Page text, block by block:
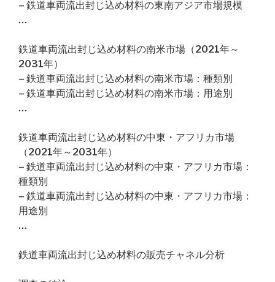
– 鉄道車両流出封じ込め材料の東南アジア市場規模
…
鉄道車両流出封じ込め材料の南米市場（2021年～
2031年）
– 鉄道車両流出封じ込め材料の南米市場：種類別
– 鉄道車両流出封じ込め材料の南米市場：用途別
…
鉄道車両流出封じ込め材料の中東・アフリカ市場
（2021年～2031年）
– 鉄道車両流出封じ込め材料の中東・アフリカ市場：
種類別
– 鉄道車両流出封じ込め材料の中東・アフリカ市場：
用途別
…
鉄道車両流出封じ込め材料の販売チャネル分析